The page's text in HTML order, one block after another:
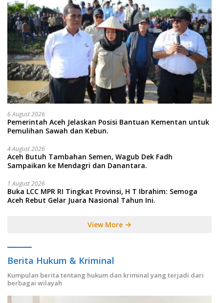
6 August 2026
Pemerintah Aceh Jelaskan Posisi Bantuan Kementan untuk
Pemulihan Sawah dan Kebun.
4 August 2026
Aceh Butuh Tambahan Semen, Wagub Dek Fadh
Sampaikan ke Mendagri dan Danantara.
1 August 2026
Buka LCC MPR RI Tingkat Provinsi, H T Ibrahim: Semoga
Aceh Rebut Gelar Juara Nasional Tahun Ini.
View More
Berita Hukum & Kriminal
Kumpulan berita tentang hukum dan kriminal yang terjadi dari
berbagai wilayah